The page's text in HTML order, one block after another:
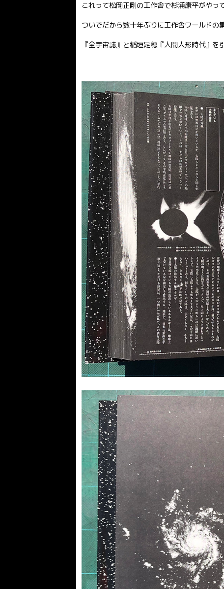
これって松岡正剛の工作舎で杉浦康平がや
ついでだから数十年ぶりに工作舎ワールドの
『全宇宙誌』と稲垣足穂『人間人形時代』を